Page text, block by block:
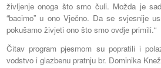
življenje onoga što smo čuli. Možda je
“bacimo” u ono Vječno. Da se svjesnije
pokušamo živjeti ono što smo ovdje primili.“
Čitav program pjesmom su popratili i
vodstvo i glazbenu pratnju br. Dominika